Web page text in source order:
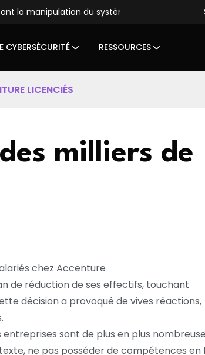
la manipulation du système de fichiers
CYBERSÉCURITÉ RESSOURCES
LICENCIÉS
milliers de
chez Accenture
de réduction de ses effectifs, touchant
décision a provoqué de vives réactions,
sont de plus en plus
ne pas posséder de compétences en